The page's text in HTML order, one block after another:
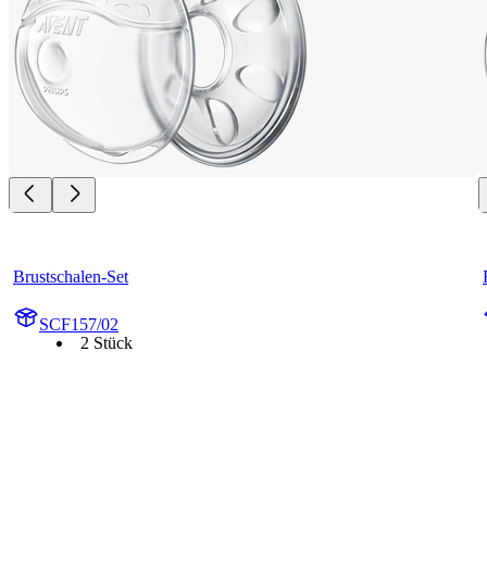
Brustschalen-Set
SCF157/02
2 Stück